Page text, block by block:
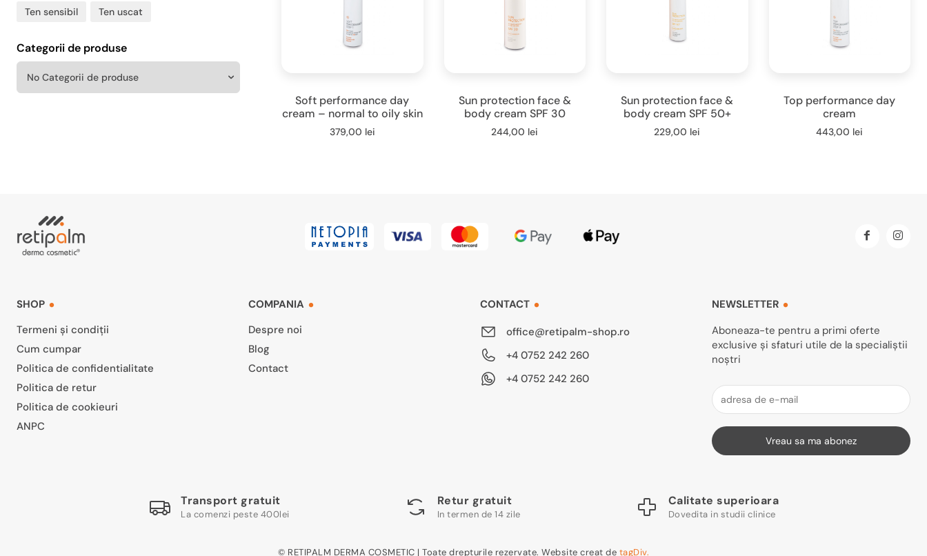
Ten sensibil
Ten uscat
Categorii de produse
Soft performance day
cream – normal to oily skin
379,00 lei
Sun protection face &
body cream SPF 30
244,00 lei
Sun protection face &
body cream SPF 50+
229,00 lei
Top performance day
cream
443,00 lei
SHOP
Termeni și condiții
Cum cumpar
Politica de confidentialitate
Politica de retur
Politica de cookieuri
ANPC
COMPANIA
Despre noi
Blog
Contact
CONTACT
office@retipalm-shop.ro
+4 0752 242 260
+4 0752 242 260
NEWSLETTER
Aboneaza-te pentru a primi oferte
exclusive și sfaturi utile de la specialiștii
noștri
Vreau sa ma abonez
Transport gratuit
La comenzi peste 400lei
Retur gratuit
In termen de 14 zile
Calitate superioara
Dovedita in studii clinice
© RETIPALM DERMA COSMETIC | Toate drepturile rezervate. Website creat de tagDiv.